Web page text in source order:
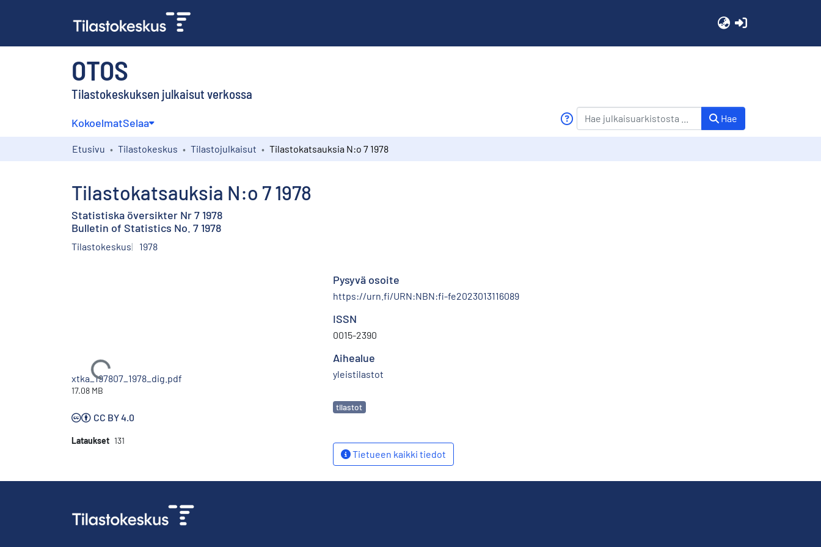
OTOS
Tilastokeskuksen julkaisut verkossa
KokoelmatSelaa Hae
Etusivu Tilastokeskus Tilastojulkaisut Tilastokatsauksia N:o 7 1978
Tilastokatsauksia N:o 7 1978
Statistiska översikter Nr 7 1978
Bulletin of Statistics No. 7 1978
Tilastokeskus 1978
Ladataan...
xtka_197807_1978_dig.pdf
17.08 MB
CC BY 4.0
Lataukset 131
Pysyvä osoite
https://urn.fi/URN:NBN:fi-fe2023013116089
ISSN
0015-2390
Aihealue
yleistilastot
Avainsanat
tilastot
Tietueen kaikki tiedot